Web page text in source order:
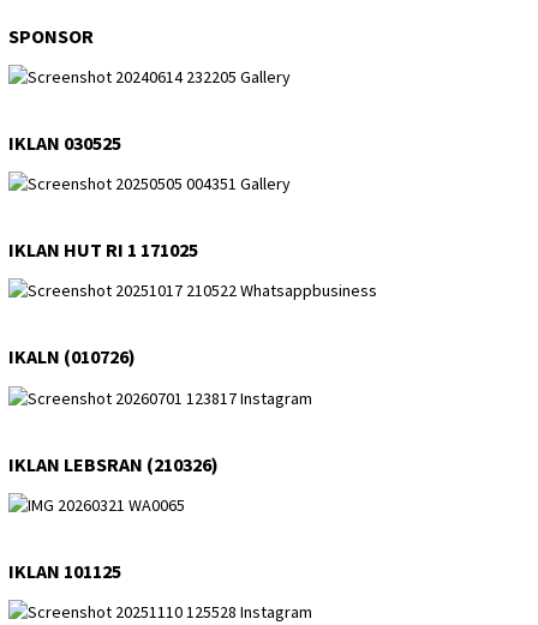
SPONSOR
IKLAN 030525
IKLAN HUT RI 1 171025
IKALN (010726)
IKLAN LEBSRAN (210326)
IKLAN 101125